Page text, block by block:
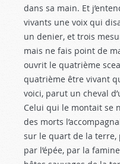
dans sa main. Et
vivants une voix qui
un denier, et trois
mais ne fais point de
ouvrit le quatrième
quatrième être vivant
voici, parut un cheval
Celui qui le montait se
des morts
sur le quart de la
par l’épée, par la